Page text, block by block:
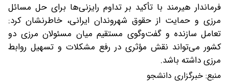
فرماندار هیرمند با تأکید بر تداوم رایزنی‌ها برای حل مسائل
مرزی و حمایت از حقوق شهروندان ایرانی، خاطرنشان کرد:
تعامل سازنده و گفت‌وگوی مستقیم میان مسئولان مرزی دو
کشور می‌تواند نقش مؤثری در رفع مشکلات و تسهیل روابط
مرزی داشته باشد.
منبع: خبرگزاری دانشجو